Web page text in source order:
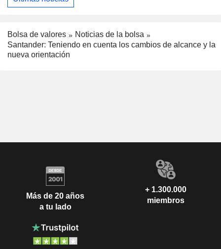
Bolsa de valores
Noticias de la bolsa
Santander: Teniendo en cuenta los cambios de alcance y la
nueva orientación
Más de 20 años
a tu lado
+ 1.300.000
miembros